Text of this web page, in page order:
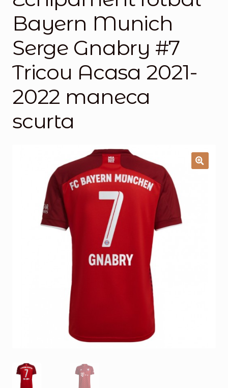
Magazinul
Bayern Munich
Serge Gnabry #7
Tricou Acasa 2021-
2022 maneca
scurta